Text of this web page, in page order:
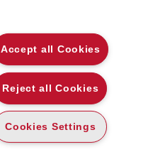
CODICE DI
Accept all Cookies
Reject all Cookies
Cookies Settings